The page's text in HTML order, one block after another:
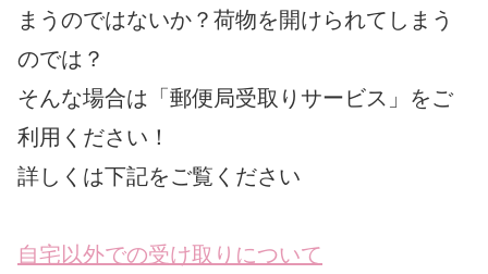
まうのではないか？荷物を開けられてしまう
のでは？
そんな場合は「郵便局受取りサービス」をご
利用ください！
詳しくは下記をご覧ください
自宅以外での受け取りについて